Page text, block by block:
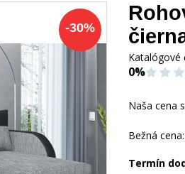
-30%
Katalógové
0%
Naša cena
Bežná cena:
Termín